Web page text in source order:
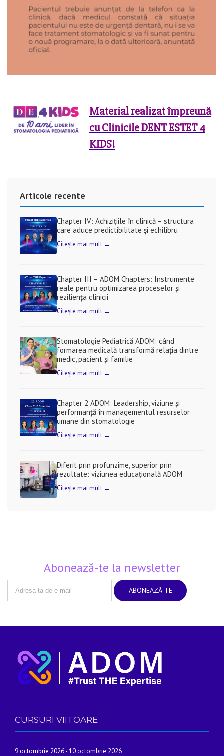
Material realizat împreună
cu Clinicile DENT ESTET 4
KIDS!
Articole recente
Chapter IV: Achizițiile în clinică – structura
care aduce predictibilitate și echilibru
Citește mai mult →
Chapter III – ADOM Chapters: Instrumente
reale pentru optimizarea proceselor și
reziliența clinicii
Citește mai mult →
Stomatologie Pediatrică ADOM: când
formarea medicală transformă relația dintre
medic, pacient și familie
Citește mai mult →
Chapter 2 ADOM: Leadership, viziune și
performanță în managementul resurselor
umane din stomatologie
Citește mai mult →
Diferit prin profunzime, superior prin
rezultate: viziunea educațională ADOM
Citește mai mult →
Abonează-te la newsletter
CURSURI VIITOARE
9 octombrie 2026-10 octombrie 2026